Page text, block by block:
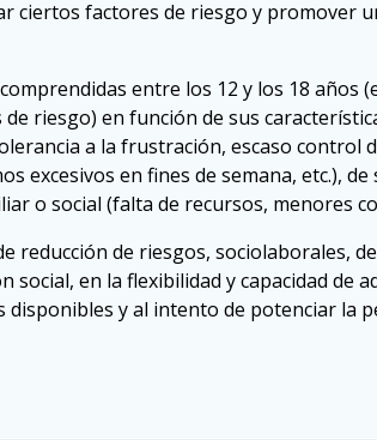
factores de riesgo y promover
entre los 12 y los 18 años
riesgo) en función de sus
a la frustración, escaso control
excesivos en fines de semana, etc.),
o social (falta de recursos, menores
reducción de riesgos, sociolaborales,
en la flexibilidad y capacidad de
y al intento de potenciar la